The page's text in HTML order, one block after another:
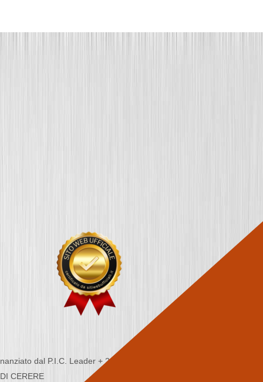
dal P.I.C. Leader + 2000/2006 - Programma
CERERE